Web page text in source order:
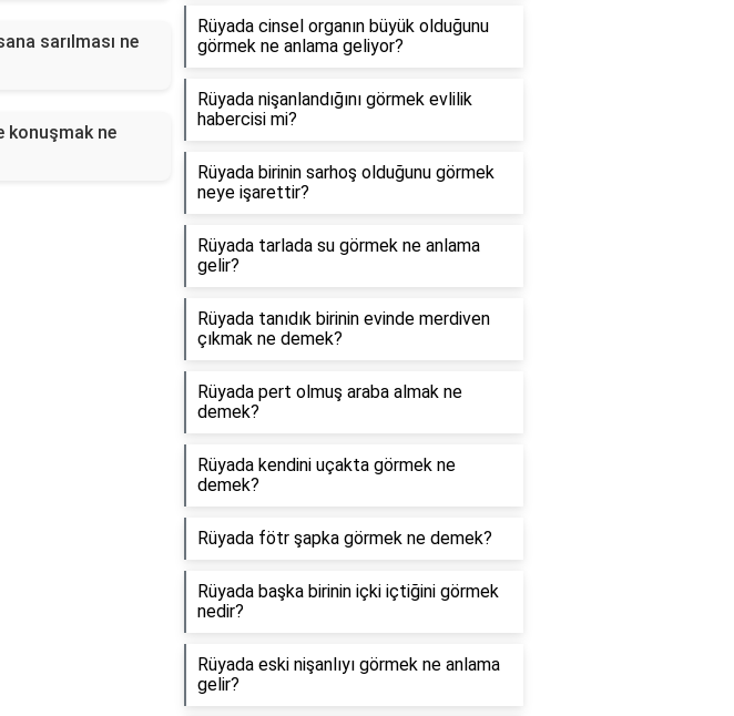
sarılması ne
konuşmak ne
Rüyada cinsel organın büyük olduğunu
görmek ne anlama geliyor?
Rüyada nişanlandığını görmek evlilik
habercisi mi?
Rüyada birinin sarhoş olduğunu görmek
neye işarettir?
Rüyada tarlada su görmek ne anlama
gelir?
Rüyada tanıdık birinin evinde merdiven
çıkmak ne demek?
Rüyada pert olmuş araba almak ne
demek?
Rüyada kendini uçakta görmek ne
demek?
Rüyada fötr şapka görmek ne demek?
Rüyada başka birinin içki içtiğini görmek
nedir?
Rüyada eski nişanlıyı görmek ne anlama
gelir?